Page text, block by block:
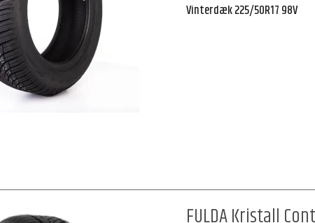
Vinterdæk 225/50R17 98V
FULDA Kristall